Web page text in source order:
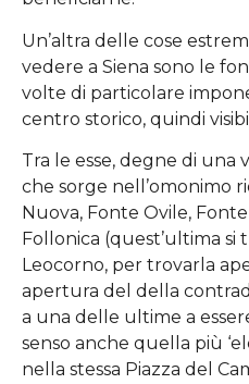
Un’altra delle cose
vedere a Siena sono le
volte di particolare
centro storico, quindi
Tra le esse, degne di una
che sorge nell’omonimo
Nuova, Fonte Ovile,
Follonica (quest’ultima si
Leocorno, per trovarla
apertura del della
a una delle ultime a
senso anche quella più
nella stessa Piazza del